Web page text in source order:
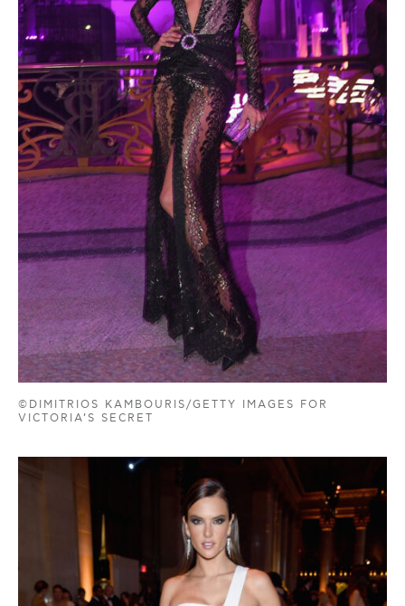
©DIMITRIOS KAMBOURIS/GETTY IMAGES FOR
VICTORIA’S SECRET